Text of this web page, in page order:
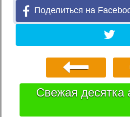
Поделиться на
Свежая десятка